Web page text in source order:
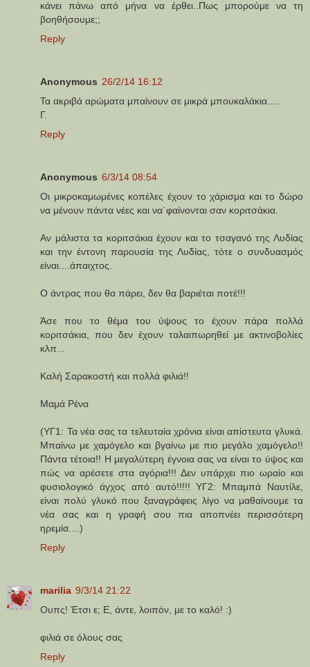
κάνει πάνω από μήνα να έρθει..Πως μπορούμε να τη
βοηθήσουμε;;
Reply
Anonymous 26/2/14 16:12
Τα ακριβά αρώματα μπαίνουν σε μικρά μπουκαλάκια.....
Γ.
Reply
Anonymous 6/3/14 08:54
Οι μικροκαμωμένες κοπέλες έχουν το χάρισμα και το δώρο
να μένουν πάντα νέες και να΄φαίνονται σαν κοριτσάκια.
Αν μάλιστα τα κοριτσάκια έχουν και το τσαγανό της Λυδίας
και την έντονη παρουσία της Λυδίας, τότε ο συνδυασμός
είναι....άπαιχτος.
Ο άντρας που θα πάρει, δεν θα βαριέται ποτέ!!!
Άσε που το θέμα του ύψους το έχουν πάρα πολλά
κοριτσάκια, που δεν έχουν ταλαιπωρηθεί με ακτινοβολίες
κλπ...
Καλή Σαρακοστή και πολλά φιλιά!!
Μαμά Ρένα
(ΥΓ1: Τα νέα σας τα τελευταία χρόνια είναι απίστευτα γλυκά.
Μπαίνω με χαμόγελο και βγαίνω με πιο μεγάλο χαμόγελο!!
Πάντα τέτοια!! Η μεγαλύτερη έγνοια σας να είναι το ύψος και
πώς να αρέσετε στα αγόρια!!! Δεν υπάρχει πιο ωραίο και
φυσιολογικό άγχος από αυτό!!!!! ΥΓ2: Μπαμπά Ναυτίλε,
είναι πολύ γλυκό που ξαναγράφεις λίγο να μαθαίνουμε τα
νέα σας και η γραφή σου πια αποπνέει περισσότερη
ηρεμία....)
Reply
marilia 9/3/14 21:22
Ουπς! Έτσι ε; Ε, άντε, λοιπόν, με το καλό! :)
φιλιά σε όλους σας
Reply